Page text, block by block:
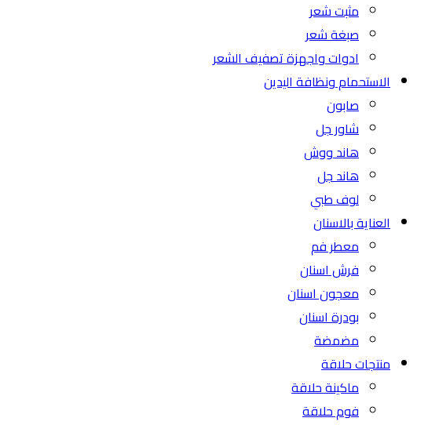
مثبت شعر
صبغة شعر
ادوات واجهزة تصفيف الشعر
الاستحمام ونظافة اليدين
صابون
شاور جل
هاند ووش
هاند جل
لوف طبي
العناية بالاسنان
معطر فم
فرش اسنان
معجون اسنان
بودرة اسنان
مضمضة
منتجات حلاقة
ماكينة حلاقة
فوم حلاقة